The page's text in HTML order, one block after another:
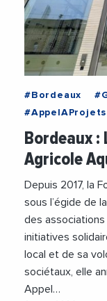
#Bordeaux
#AppelAProjets
#Logement
Bordeaux :
Agricole
Depuis 2017, la
sous l’égide de
des
initiatives
local et de sa
sociétaux, elle
Appel…